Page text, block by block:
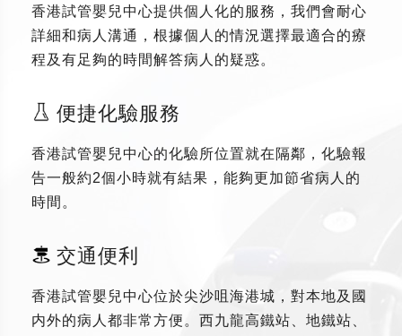
香港試管嬰兒中心提供個人化的服務，我們會耐心
詳細和病人溝通，根據個人的情況選擇最適合的療
程及有足夠的時間解答病人的疑惑。
便捷化驗服務
香港試管嬰兒中心的化驗所位置就在隔鄰，化驗報
告一般約2個小時就有結果，能夠更加節省病人的
時間。
交通便利
香港試管嬰兒中心位於尖沙咀海港城，對本地及國
内外的病人都非常方便。西九龍高鐵站、地鐵站、